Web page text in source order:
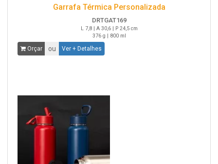
Garrafa Térmica Personalizada
DRTGAT169
L 7,8 | A 30,6 | P 24,5 cm
376 g | 800 ml
Orçar ou Ver + Detalhes